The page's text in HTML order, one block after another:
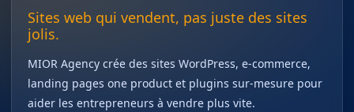
Sites web qui vendent, pas juste des sites
jolis.
MIOR Agency crée des sites WordPress, e-commerce,
landing pages one product et plugins sur-mesure pour
aider les entrepreneurs à vendre plus vite.